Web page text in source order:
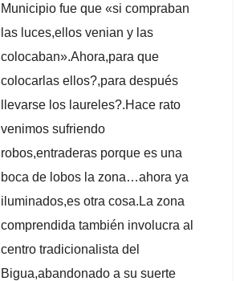
Municipio fue que «si compraban
las luces,ellos venian y las
colocaban».Ahora,para que
colocarlas ellos?,para después
llevarse los laureles?.Hace rato
venimos sufriendo
robos,entraderas porque es una
boca de lobos la zona…ahora ya
iluminados,es otra cosa.La zona
comprendida también involucra al
centro tradicionalista del
Bigua,abandonado a su suerte